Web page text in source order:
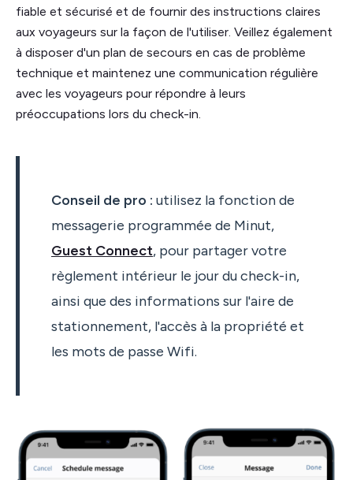
fiable et sécurisé et de fournir des instructions claires
aux voyageurs sur la façon de l'utiliser. Veillez également
à disposer d'un plan de secours en cas de problème
technique et maintenez une communication régulière
avec les voyageurs pour répondre à leurs
préoccupations lors du check-in.
Conseil de pro : utilisez la fonction de
messagerie programmée de Minut,
Guest Connect, pour partager votre
règlement intérieur le jour du check-in,
ainsi que des informations sur l'aire de
stationnement, l'accès à la propriété et
les mots de passe Wifi.